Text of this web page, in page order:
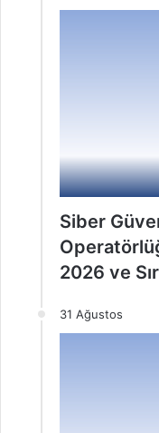
Siber
2026 ve
31 Ağustos